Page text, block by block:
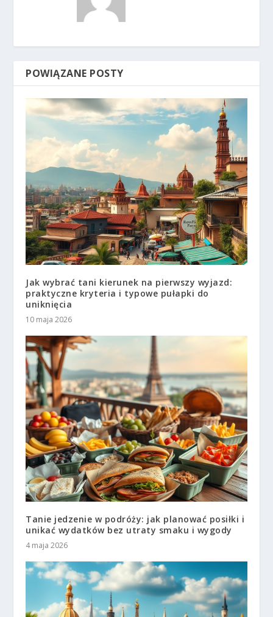
POWIĄZANE POSTY
Jak wybrać tani kierunek na pierwszy wyjazd:
praktyczne kryteria i typowe pułapki do
uniknięcia
10 maja 2026
Tanie jedzenie w podróży: jak planować posiłki i
unikać wydatków bez utraty smaku i wygody
4 maja 2026